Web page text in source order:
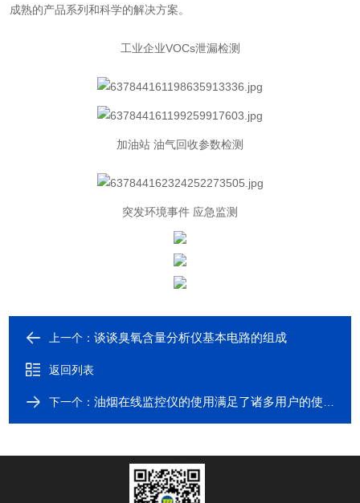
成熟的产品系列和科学的解决方案。
工业企业VOCs泄漏检测
加油站 油气回收参数检测
突发环境事件 应急监测
上一个：谈谈臭氧含量分析仪基本电路的组成
返回列表
下一个：油烟在线监控仪的使用满足了诸多用户的使用要求